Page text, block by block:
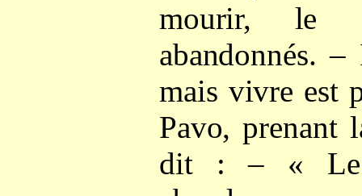
mourir, le
abandonnés.
mais vivre est
Pavo, prenant
dit : – « Le